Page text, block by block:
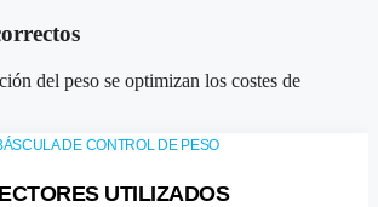
del peso se optimizan los costes de
DE CONTROL DE PESO
UTILIZADOS